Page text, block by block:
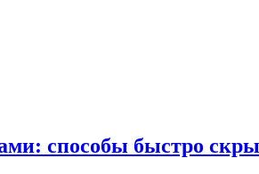
способы быстро